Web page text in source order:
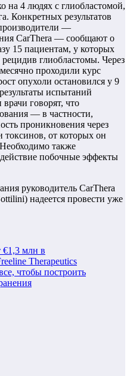
на 4 людях с глиобластомой,
Конкретных результатов
—
CarThera — сообщают о
15 пациентам, у которых
глиобластомы. Через
проходили курс
опухоли остановился у 9
испытаний
говорят, что
— в частности,
проникновения через
от которых он
также
побочные эффекты
руководитель CarThera
надеется провести уже
€1,3 млн в
Therapeutics
чтобы построить